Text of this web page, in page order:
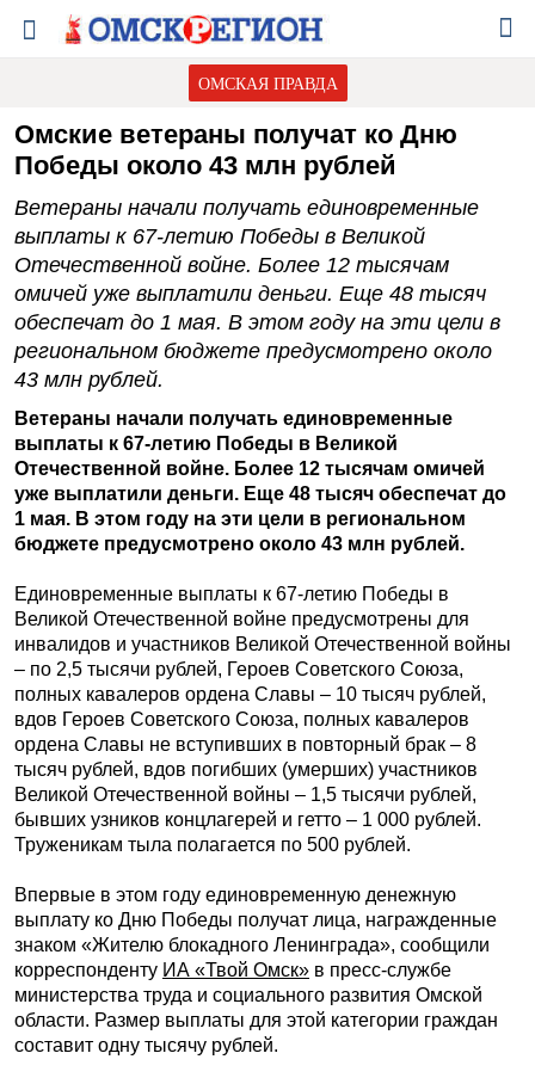
ОМСКАЯ ПРАВДА
Омские ветераны получат ко Дню
Победы около 43 млн рублей
Ветераны начали получать единовременные
выплаты к 67-летию Победы в Великой
Отечественной войне. Более 12 тысячам
омичей уже выплатили деньги. Еще 48 тысяч
обеспечат до 1 мая. В этом году на эти цели в
региональном бюджете предусмотрено около
43 млн рублей.
Ветераны начали получать единовременные
выплаты к 67-летию Победы в Великой
Отечественной войне. Более 12 тысячам омичей
уже выплатили деньги. Еще 48 тысяч обеспечат до
1 мая. В этом году на эти цели в региональном
бюджете предусмотрено около 43 млн рублей.
Единовременные выплаты к 67-летию Победы в
Великой Отечественной войне предусмотрены для
инвалидов и участников Великой Отечественной войны
– по 2,5 тысячи рублей, Героев Советского Союза,
полных кавалеров ордена Славы – 10 тысяч рублей,
вдов Героев Советского Союза, полных кавалеров
ордена Славы не вступивших в повторный брак – 8
тысяч рублей, вдов погибших (умерших) участников
Великой Отечественной войны – 1,5 тысячи рублей,
бывших узников концлагерей и гетто – 1 000 рублей.
Труженикам тыла полагается по 500 рублей.
Впервые в этом году единовременную денежную
выплату ко Дню Победы получат лица, награжденные
знаком «Жителю блокадного Ленинграда», сообщили
корреспонденту ИА «Твой Омск» в пресс-службе
министерства труда и социального развития Омской
области. Размер выплаты для этой категории граждан
составит одну тысячу рублей.